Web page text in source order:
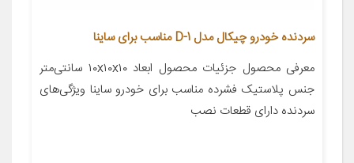
سردنده خودرو چیکال مدل D-1 مناسب برای ساینا
معرفی محصول جزئیات محصول ابعاد ۱۰x۱۰x۱۰ سانتی‌متر
جنس پلاستیک فشرده مناسب برای خودرو ساینا ویژگی‌های
سردنده دارای قطعات نصب